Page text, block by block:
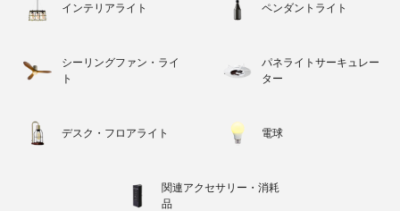
インテリアライト ペンダントライト
シーリングファン・ライ
ト
パネライトサーキュレー
ター
デスク・フロアライト 電球
関連アクセサリー・消耗
品